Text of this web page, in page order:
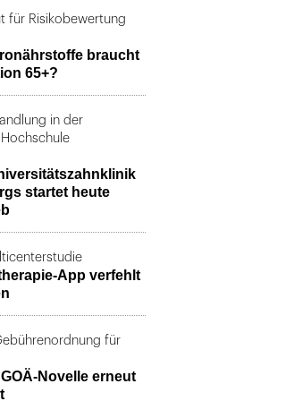
für Risikobewertung
braucht
65+?
in der
startet heute
App verfehlt
für
Novelle erneut